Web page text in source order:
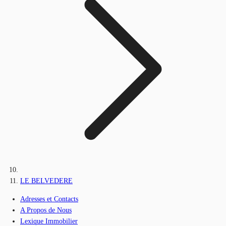
LE BELVEDERE
Adresses et Contacts
A Propos de Nous
Lexique Immobilier